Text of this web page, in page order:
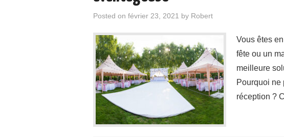
Posted on février 23, 2021 by Robert
Vous êtes
fête ou un
meilleure
Pourquoi ne
réception ?